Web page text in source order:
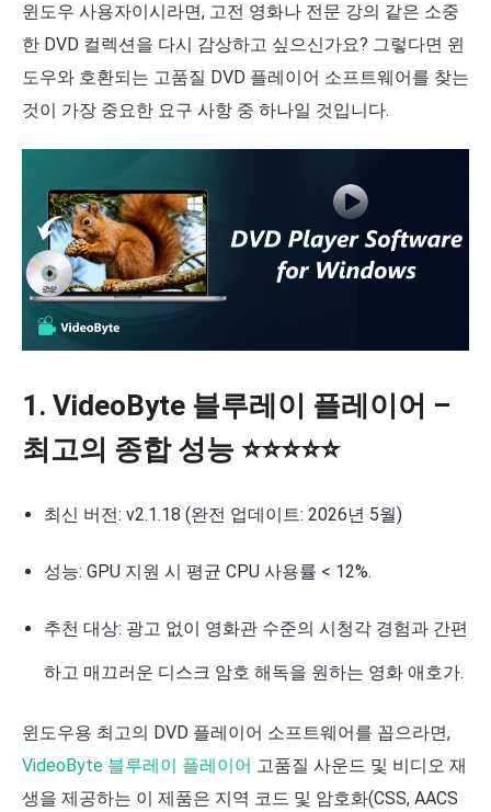
윈도우 사용자이시라면, 고전 영화나 전문 강의 같은 소중
한 DVD 컬렉션을 다시 감상하고 싶으신가요? 그렇다면 윈
도우와 호환되는 고품질 DVD 플레이어 소프트웨어를 찾는
것이 가장 중요한 요구 사항 중 하나일 것입니다.
1. VideoByte 블루레이 플레이어 –
최고의 종합 성능 ⭐⭐⭐⭐⭐
최신 버전: v2.1.18 (완전 업데이트: 2026년 5월)
성능: GPU 지원 시 평균 CPU 사용률 < 12%.
추천 대상: 광고 없이 영화관 수준의 시청각 경험과 간편
하고 매끄러운 디스크 암호 해독을 원하는 영화 애호가.
윈도우용 최고의 DVD 플레이어 소프트웨어를 꼽으라면,
VideoByte 블루레이 플레이어 고품질 사운드 및 비디오 재
생을 제공하는 이 제품은 지역 코드 및 암호화(CSS, AACS